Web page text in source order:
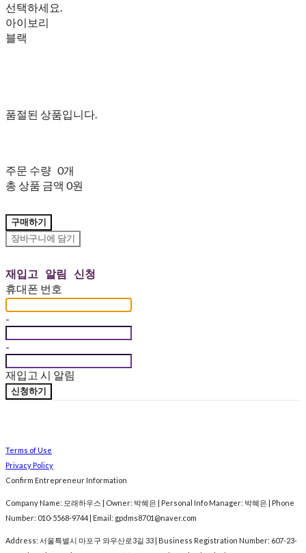
선택하세요.
아이보리
블랙
품절된 상품입니다.
주문 수량 0개
총 상품 금액 0원
구매하기
장바구니에 담기
재입고 알림 신청
휴대폰 번호
-
-
재입고 시 알림
신청하기
Terms of Use
Privacy Policy
Confirm Entrepreneur Information
Company Name: 모래하우스 | Owner: 박혜은 | Personal Info Manager: 박혜은 | Phone
Number: 010-5568-9744 | Email: gpdms8701@naver.com
Address: 서울특별시 마포구 와우산로3길 33 | Business Registration Number: 607-23-